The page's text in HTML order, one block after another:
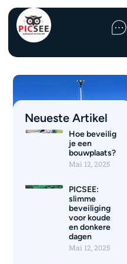
De unieke
voordelen
48uur.com &
Neueste Artikel
Hoe beveilig
je een
bouwplaats?
Mai 12, 2025
PICSEE:
slimme
beveiliging
voor koude
en donkere
dagen
Mai 12, 2025